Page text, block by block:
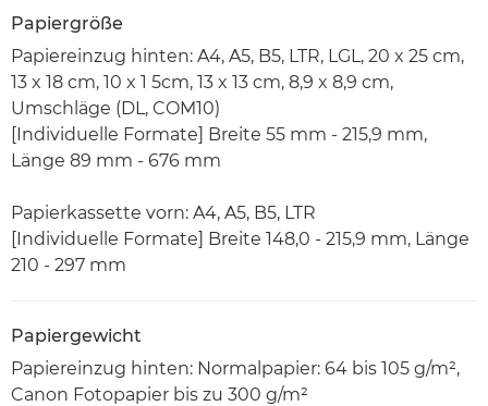
Papiergröße
Papiereinzug hinten: A4, A5, B5, LTR, LGL, 20 x 25 cm,
13 x 18 cm, 10 x 1 5cm, 13 x 13 cm, 8,9 x 8,9 cm,
Umschläge (DL, COM10)
[Individuelle Formate] Breite 55 mm - 215,9 mm,
Länge 89 mm - 676 mm
Papierkassette vorn: A4, A5, B5, LTR
[Individuelle Formate] Breite 148,0 - 215,9 mm, Länge
210 - 297 mm
Papiergewicht
Papiereinzug hinten: Normalpapier: 64 bis 105 g/m²,
Canon Fotopapier bis zu 300 g/m²